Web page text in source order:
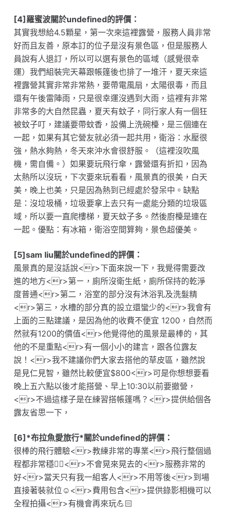
[4]羅蜜波關於undefined的評價：
其實我想給4.5顆星，第一次來這裡露營，服務人員非常
好而且友善，原本訂的位子是沒有景色區，但是服務人
員說有人退訂，所以可以選有景色的區域（感覺很幸
運）我們組裝完天幕跟帳篷後也排了一堆汗，夏天來這
裡露營其實非常非常熱，要帶電風扇，太陽很毒，而且
還有午後雷陣雨，只是很幸運沒遇到大雨，這裡有非常
非常多的大自然昆蟲，夏天有蚊子，同行家人有一個狂
被蚊子叮，建議要帶蚊香，設備上洗碗檯，是三個連在
一起，如果有其它營友就必須一起共用，衛浴：水壓很
強，熱水夠熱，冬天來沖水會很舒服。（這裡沒吹風
機，需自備。）如果要玩飛行傘，露營還有折扣，因為
太熱所以沒玩，下次要來玩看看，風景真的很美，白天
美，晚上也美，只是因為熱到已經處於發呆中。缺點
是：沒垃圾桶，垃圾要拿上去只有一處能分類的垃圾區
域，所以要一直爬樓梯，夏天蚊子多。然後廚檯是連在
一起。優點：有冰箱，衛浴空間算夠，景色超優美。
[5]sam liu關於undefined的評價：
風景真的是沒話說<r>下面來說一下，我覺得需要改
進的地方<r>第ㄧ，廁所沒衛生紙，廁所保持的乾淨
度普通<r>第二，浴室的部分沒有沐浴乳及洗髮精
<r>第三，水槽的部分真的設立還蠻少的<r>我會有
上面的三點建議，是因為他的收費不便宜 1200，自然而
然就有1200的價值<r>他覺得他的風景是最棒的，其
他的不是重點<r>有一個小小的建言，跟各位露友
說！<r>我不建議你們大家去搭他的草皮區，雖然說
是見仁見智，雖然比較便宜$800<r>可是你想想要看
晚上五六點以後才能搭營、早上10:30以前要撤營，
<r>不過這樣子是在練習搭帳篷嗎？<r>提供給個各
露友省思一下，
[6]*布拉魚愛旅行*關於undefined的評價：
很棒的飛行體驗<r>教練非常的專業<r>飛行整個過
程都非常穩👍🏻<r>不會晃來晃去的<r>服務非常的
好<r>當天只有我一組客人<r>不用等後<r>到場
直接著裝就位☺️<r>費用包含<r>提供錄影相機可以
全程拍攝<r>有機會再來玩💪🏻